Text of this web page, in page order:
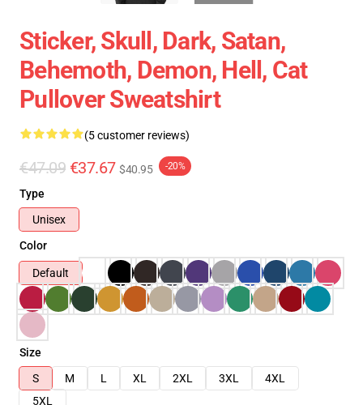
Sticker, Skull, Dark, Satan,
Behemoth, Demon, Hell, Cat
Pullover Sweatshirt
(5 customer reviews)
€47.09 €37.67 $40.95 -20%
Type
Unisex
Color
Default
Size
S
M L XL 2XL 3XL
4XL
5XL